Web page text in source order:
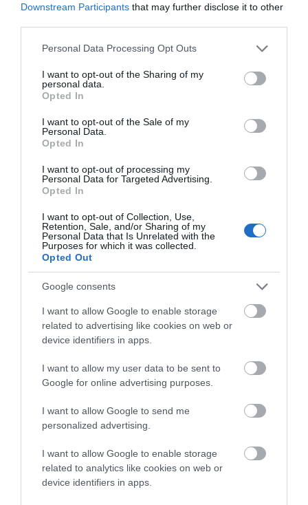
Downstream Participants that may further disclose it to other
Please note that this website/app uses one or more Google
not limited to your visit or usage behaviour. You may click to
grant or deny consent to Google and its third-party tags to
use your data for below specified purposes in below Google
consent section.
Personal Data Processing Opt Outs
I want to opt-out of the Sharing of my
personal data.
Opted In
I want to opt-out of the Sale of my
Personal Data.
Opted In
I want to opt-out of processing my
Personal Data for Targeted Advertising.
Opted In
I want to opt-out of Collection, Use,
Retention, Sale, and/or Sharing of my
Personal Data that Is Unrelated with the
Purposes for which it was collected.
Opted Out
Google consents
I want to allow Google to enable storage
related to advertising like cookies on web or
device identifiers in apps.
I want to allow my user data to be sent to
Google for online advertising purposes.
I want to allow Google to send me
personalized advertising.
I want to allow Google to enable storage
related to analytics like cookies on web or
device identifiers in apps.
Αυγή” όπως την έζησα ως
ρεπόρτερ
Του Δημήτρη Σταυρόπουλου Το πρωτοσέλιδο της
εφημερίδας ΚΑΘΗΜΕΡΙΝΗ της 24ης Φεβρουαρίου.
(Το εκτενές αφιέρωμα του Εν Άνδρω για το ναυάγιο του
Χρυσή Αυγή έτυχε πολύ μεγάλης δημοσιότητας. Πάρα
δεκάδες χιλιάδες το είδαν στα social media της…
CONTINUE READING
Τραγωδία
Του
“Χρυσή
Όπως
Έζησα
Ως
Ρεπόρτερ